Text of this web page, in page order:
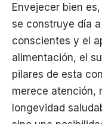
Envejecer bien
se construye día
conscientes y el
alimentación, el
pilares de esta
merece atención,
longevidad